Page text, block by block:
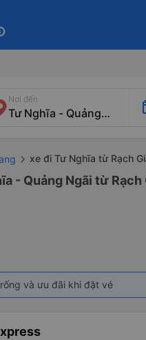
Nơi đến
xe đi Tư Nghĩa từ Rạch
- Quảng Ngãi từ
và ưu đãi khi đặt vé